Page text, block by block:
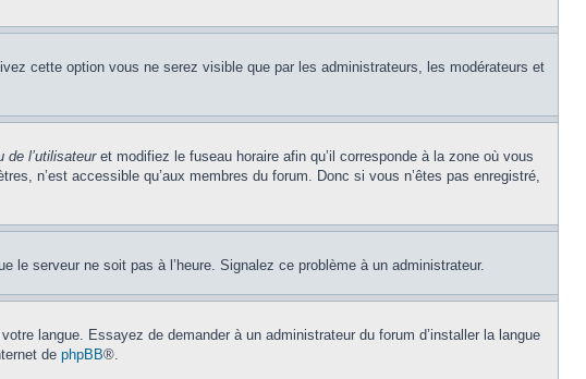
cette option vous ne serez visible que par les administrateurs, les modérateurs et
de l’utilisateuret modifiez le fuseau horaire afin qu’il corresponde à la zone où vous
n’est accessible qu’aux membres du forum. Donc si vous n’êtes pas enregistré,
le serveur ne soit pas à l’heure. Signalez ce problème à un administrateur.
langue. Essayez de demander à un administrateur du forum d’installer la langue
de phpBB®.